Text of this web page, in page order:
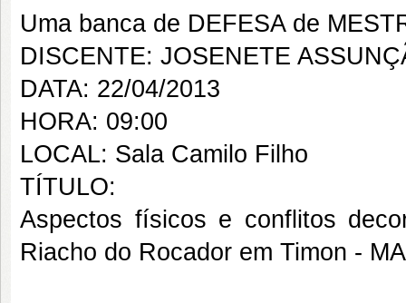
Uma banca de DEFESA de
DISCENTE: JOSENETE
DATA: 22/04/2013
HORA: 09:00
LOCAL: Sala Camilo Filho
TÍTULO:
Aspectos físicos e conflitos
Riacho do Rocador em Timon - MA